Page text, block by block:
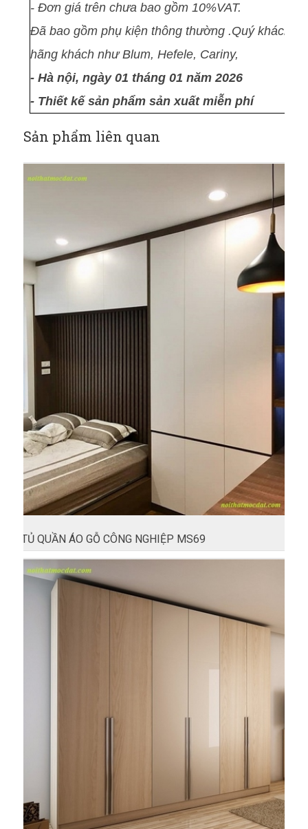
- Đơn giá trên chưa bao gồm 10%VAT.
Đã bao gồm phụ kiện thông thường .Quý khách
hãng khách như Blum, Hefele, Cariny,
- Hà nội, ngày 01 tháng 01 năm 2026
- Thiết kế sản phẩm sản xuất miễn phí
Sản phẩm liên quan
TỦ QUẦN ÁO GỖ CÔNG NGHIỆP MS69